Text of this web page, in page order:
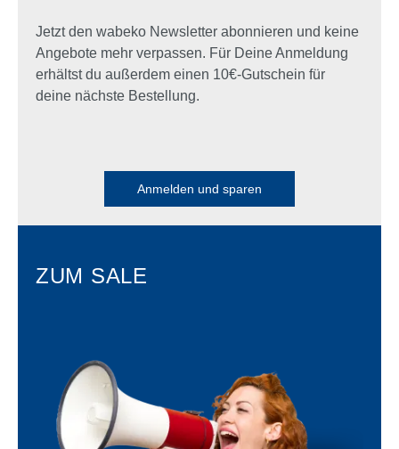
Jetzt den wabeko Newsletter abonnieren und keine
Angebote mehr verpassen. Für Deine Anmeldung
erhältst du außerdem einen 10€-Gutschein für
deine nächste Bestellung.
Anmelden und sparen
ZUM SALE